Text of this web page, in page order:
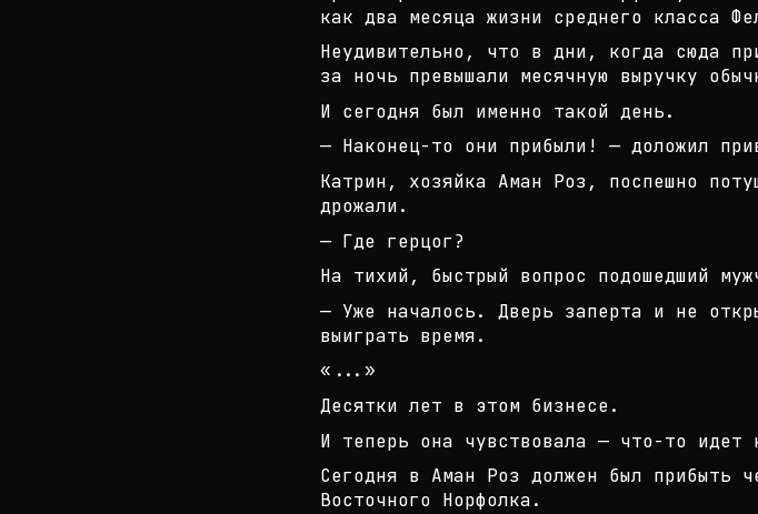
как два месяца жизни среднего класса
Неудивительно, что в дни, когда сюда
за ночь превышали месячную выручку
И сегодня был именно такой день.
— Наконец-то они прибыли! — доложил
Катрин, хозяйка Аман Роз, поспешно
дрожали.
— Где герцог?
На тихий, быстрый вопрос подошедший
— Уже началось. Дверь заперта и не
выиграть время.
«...»
Десятки лет в этом бизнесе.
И теперь она чувствовала — что-то идет
Сегодня в Аман Роз должен был прибыть
Восточного Норфолка.